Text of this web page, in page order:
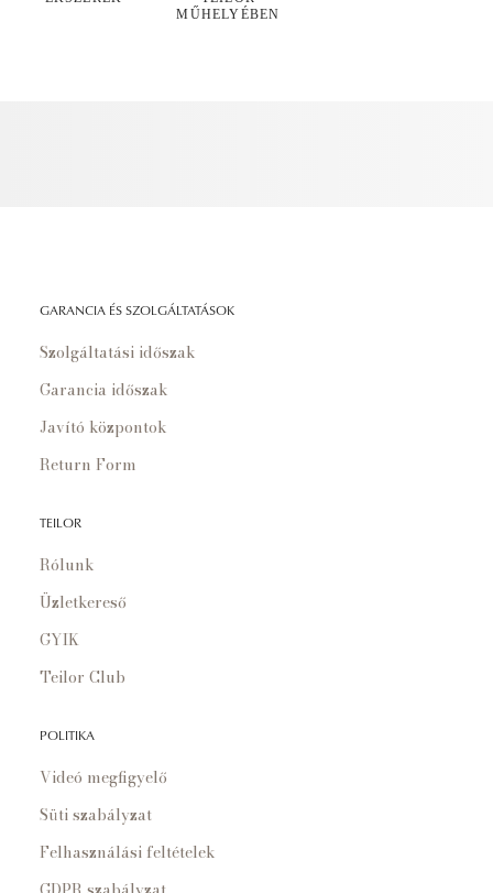
MŰHELYÉBEN
GARANCIA ÉS SZOLGÁLTATÁSOK
Szolgáltatási időszak
Garancia időszak
Javító központok
Return Form
TEILOR
Rólunk
Üzletkereső
GYIK
Teilor Club
POLITIKA
Videó megfigyelő
Süti szabályzat
Felhasználási feltételek